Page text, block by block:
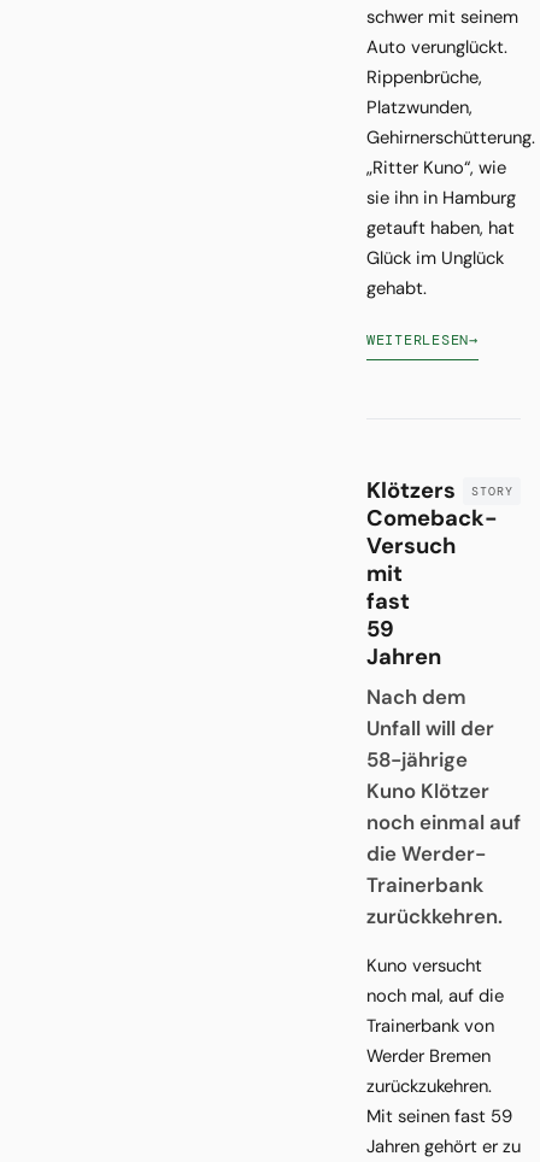
schwer mit seinem
Auto verunglückt.
Rippenbrüche,
Platzwunden,
Gehirnerschütterung.
„Ritter Kuno“, wie
sie ihn in Hamburg
getauft haben, hat
Glück im Unglück
gehabt.
WEITERLESEN→
Klötzers
Comeback-
Versuch
mit
fast
59
Jahren
Nach dem
Unfall will der
58-jährige
Kuno Klötzer
noch einmal auf
die Werder-
Trainerbank
zurückkehren.
Kuno versucht
noch mal, auf die
Trainerbank von
Werder Bremen
zurückzukehren.
Mit seinen fast 59
Jahren gehört er zu